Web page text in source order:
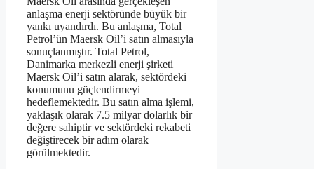
anlaşma enerji sektöründe büyük bir
yankı uyandırdı. Bu anlaşma, Total
Petrol’ün Maersk Oil’i satın almasıyla
sonuçlanmıştır. Total Petrol,
Danimarka merkezli enerji şirketi
Maersk Oil’i satın alarak, sektördeki
konumunu güçlendirmeyi
hedeflemektedir. Bu satın alma işlemi,
yaklaşık olarak 7.5 milyar dolarlık bir
değere sahiptir ve sektördeki rekabeti
değiştirecek bir adım olarak
görülmektedir.